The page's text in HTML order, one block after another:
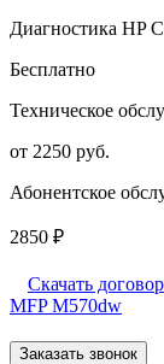
Диагностика HP
Бесплатно
Техническое
от 2250 руб.
Абонентское
2850 ₽
Скачать
MFP M570dw
Заказать звонок